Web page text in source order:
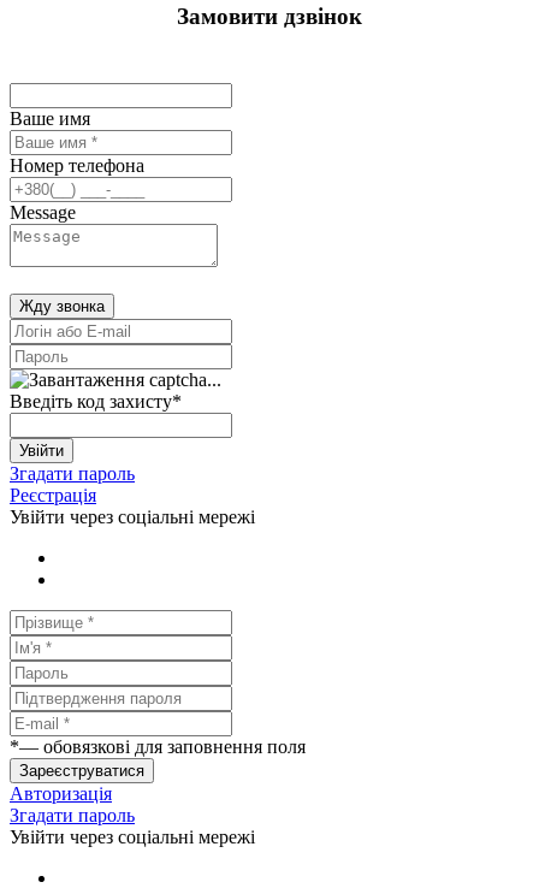
Замовити дзвінок
Ваше имя
Номер телефона
Message
Жду звонка
Введіть код захисту*
Увійти
Згадати пароль
Реєстрація
Увійти через соціальні мережі
*— обовязкові для заповнення поля
Зареєструватися
Авторизація
Згадати пароль
Увійти через соціальні мережі